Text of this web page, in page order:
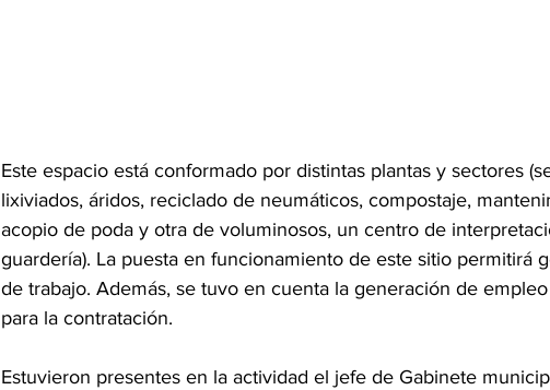
Este espacio está conformado por distintas plantas y sectores
lixiviados, áridos, reciclado de neumáticos, compostaje,
acopio de poda y otra de voluminosos, un centro de
guardería). La puesta en funcionamiento de este sitio permitirá
de trabajo. Además, se tuvo en cuenta la generación de
para la contratación.
Estuvieron presentes en la actividad el jefe de Gabinete